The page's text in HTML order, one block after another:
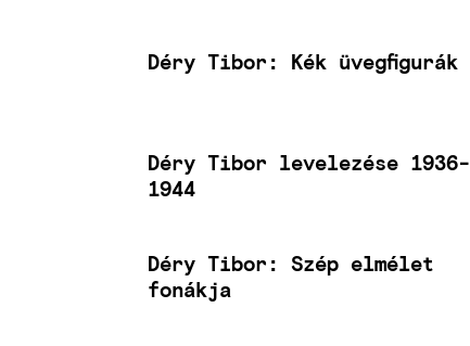
Déry Tibor: Kék üvegfigurák
Déry Tibor levelezése 1936-
1944
Déry Tibor: Szép elmélet
fonákja